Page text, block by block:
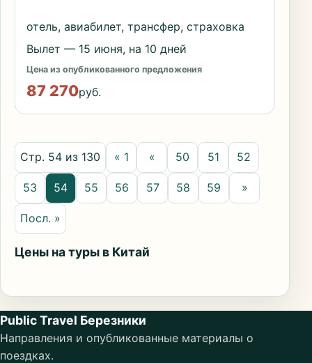
отель, авиабилет, трансфер, страховка
Вылет — 15 июня, на 10 дней
Цена из опубликованного предложения
87 270руб.
Стр. 54 из 130 « 1 « 50 51 52
53 54 55 56 57 58 59 »
Посл. »
Цены на туры в Китай
Public Travel Березники
Направления и опубликованные материалы о
поездках.